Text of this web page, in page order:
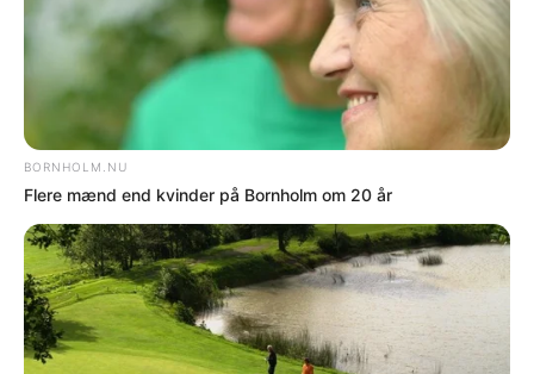
NYHEDER
Nu skal der styr på
Bornholms